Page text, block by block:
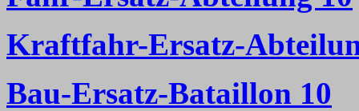
Kraftfahr-Ersatz-
Bau-Ersatz-Bataillon 10